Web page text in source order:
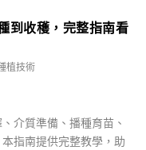
到收穫，完整指南看
植技術
介質準備、播種育苗、
指南提供完整教學，助